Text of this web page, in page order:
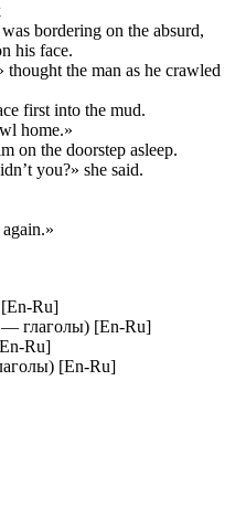
bordering on the absurd,
his face.
the man as he crawled
first into the mud.
home.»
on the doorstep asleep.
you?» she said.
[En-Ru]
— глаголы) [En-Ru]
Ru]
[En-Ru]